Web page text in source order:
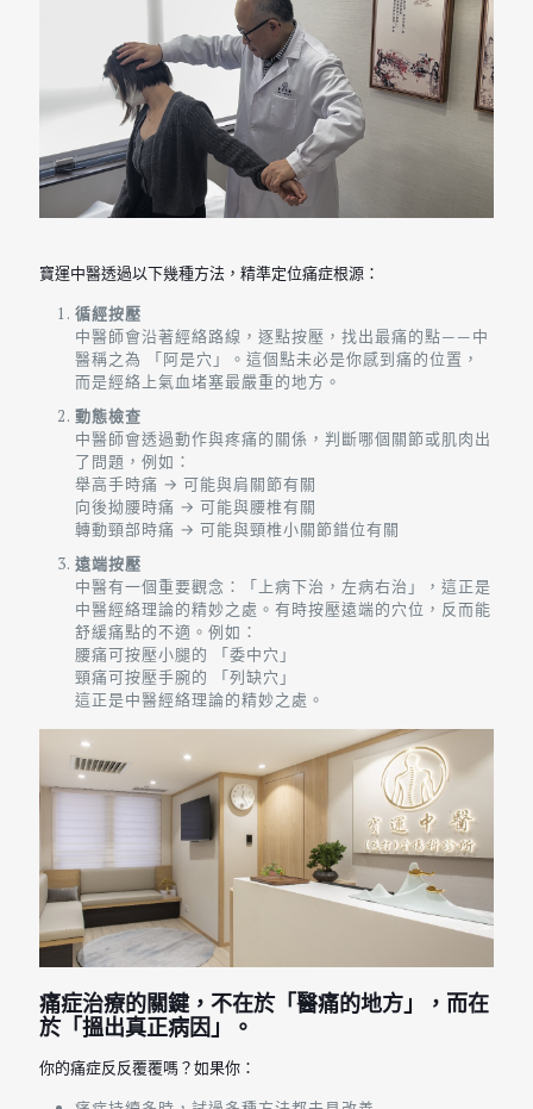
寶運中醫透過以下幾種方法，精準定位痛症根源：
循經按壓
中醫師會沿著經絡路線，逐點按壓，找出最痛的點——中
醫稱之為 「阿是穴」。這個點未必是你感到痛的位置，
而是經絡上氣血堵塞最嚴重的地方。
動態檢查
中醫師會透過動作與疼痛的關係，判斷哪個關節或肌肉出
了問題，例如：
舉高手時痛 → 可能與肩關節有關
向後拗腰時痛 → 可能與腰椎有關
轉動頸部時痛 → 可能與頸椎小關節錯位有關
遠端按壓
中醫有一個重要觀念：「上病下治，左病右治」，這正是
中醫經絡理論的精妙之處。有時按壓遠端的穴位，反而能
舒緩痛點的不適。例如：
腰痛可按壓小腿的 「委中穴」
頸痛可按壓手腕的 「列缺穴」
這正是中醫經絡理論的精妙之處。
痛症治療的關鍵，不在於「醫痛的地方」，而在
於「搵出真正病因」。
你的痛症反反覆覆嗎？如果你：